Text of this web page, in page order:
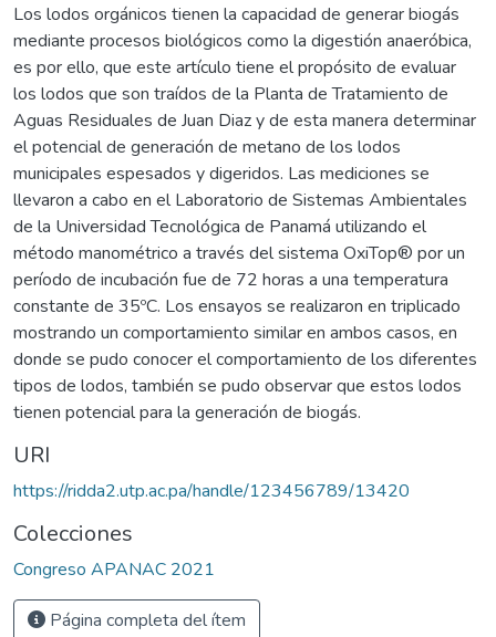
Los lodos orgánicos tienen la capacidad de generar biogás
mediante procesos biológicos como la digestión anaeróbica,
es por ello, que este artículo tiene el propósito de evaluar
los lodos que son traídos de la Planta de Tratamiento de
Aguas Residuales de Juan Diaz y de esta manera determinar
el potencial de generación de metano de los lodos
municipales espesados y digeridos. Las mediciones se
llevaron a cabo en el Laboratorio de Sistemas Ambientales
de la Universidad Tecnológica de Panamá utilizando el
método manométrico a través del sistema OxiTop® por un
período de incubación fue de 72 horas a una temperatura
constante de 35ºC. Los ensayos se realizaron en triplicado
mostrando un comportamiento similar en ambos casos, en
donde se pudo conocer el comportamiento de los diferentes
tipos de lodos, también se pudo observar que estos lodos
tienen potencial para la generación de biogás.
URI
https://ridda2.utp.ac.pa/handle/123456789/13420
Colecciones
Congreso APANAC 2021
Página completa del ítem